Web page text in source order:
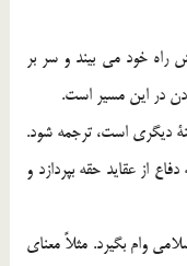
راه خود مي بيند و سر بر
در اين مسير است.
ديگري است، ترجمه شود.
از عقايد حقه بپردازد و
وام بگيرد. مثلاً معناي